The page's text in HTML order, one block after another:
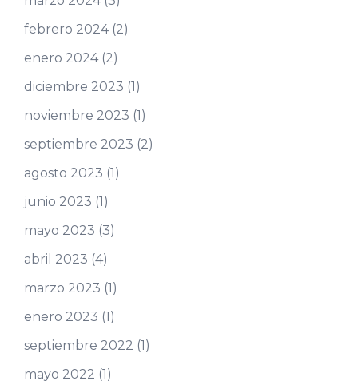
febrero 2024(2)
enero 2024(2)
diciembre 2023 (1)
noviembre 2023 (1)
septiembre 2023 (2)
agosto 2023 (1)
junio 2023 (1)
mayo 2023 (3)
abril 2023 (4)
marzo 2023 (1)
enero 2023 (1)
septiembre 2022 (1)
mayo 2022 (1)